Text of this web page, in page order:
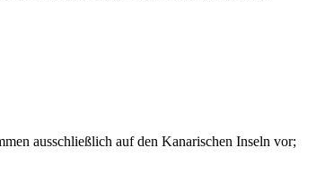
ausschließlich auf den Kanarischen Inseln vor;